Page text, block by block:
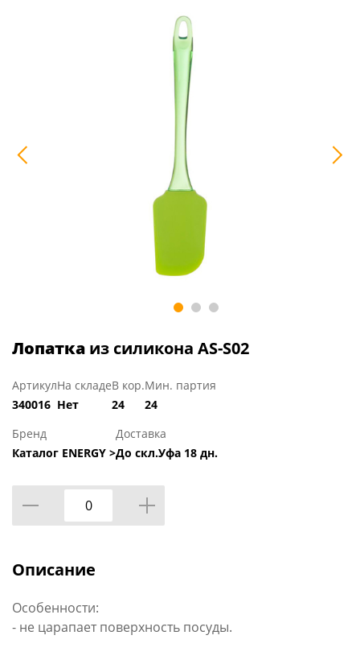
Лопатка из силикона AS-S02
Артикул
340016
На складе
Нет
В кор.
24
Мин. партия
24
Бренд
Каталог ENERGY >
Доставка
До скл.Уфа 18 дн.
Описание
Особенности:
- не царапает поверхность посуды.